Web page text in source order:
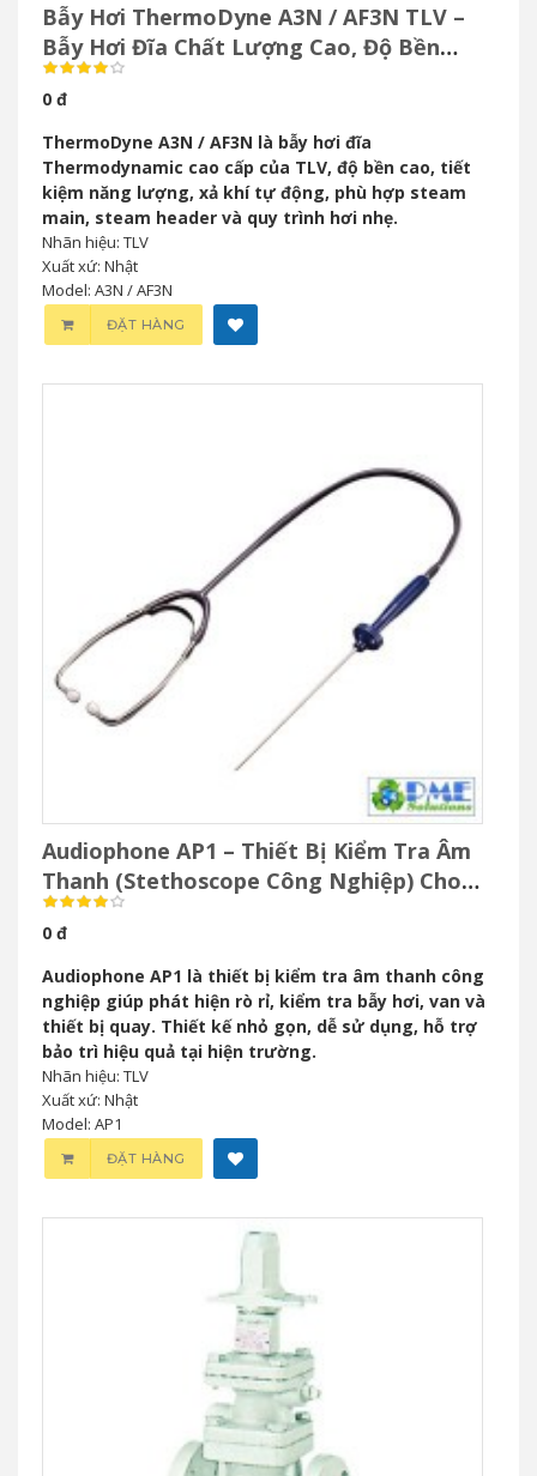
Bẫy Hơi ThermoDyne A3N / AF3N TLV –
Bẫy Hơi Đĩa Chất Lượng Cao, Độ Bền
Vượt Trội
0 đ
ThermoDyne A3N / AF3N là bẫy hơi đĩa
Thermodynamic cao cấp của TLV, độ bền cao, tiết
kiệm năng lượng, xả khí tự động, phù hợp steam
main, steam header và quy trình hơi nhẹ.
Nhãn hiệu: TLV
Xuất xứ: Nhật
Model: A3N / AF3N
ĐẶT HÀNG
Audiophone AP1 – Thiết Bị Kiểm Tra Âm
Thanh (Stethoscope Công Nghiệp) Cho
Bảo Trì Công Nghiệp
0 đ
Audiophone AP1 là thiết bị kiểm tra âm thanh công
nghiệp giúp phát hiện rò rỉ, kiểm tra bẫy hơi, van và
thiết bị quay. Thiết kế nhỏ gọn, dễ sử dụng, hỗ trợ
bảo trì hiệu quả tại hiện trường.
Nhãn hiệu: TLV
Xuất xứ: Nhật
Model: AP1
ĐẶT HÀNG